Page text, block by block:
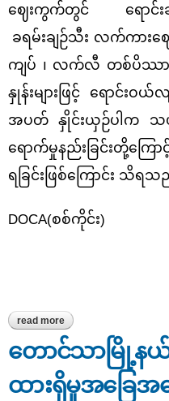
ဈေးကွက်တွင် ရောင်းခ
ခရမ်းချဉ်သီး လက်ကား
ကျပ် ၊ လက်လီ တစ်ပိဿာ
နှုန်းများဖြင့် ရောင်း
အပတ် နှိုင်းယှဉ်ပါက သယ်ယူ
ရောက်မှုနည်းခြင်းတို့ကြ
ရခြင်းဖြစ်ကြောင်း သိရသ
DOCA(စစ်ကိုင်း)
read more about မုံရွာမြို့ရှိ ဈေး
တက်လျက်ရှိ
တောင်သာမြို့နယ်
ထားရှိမှုအခြေအ